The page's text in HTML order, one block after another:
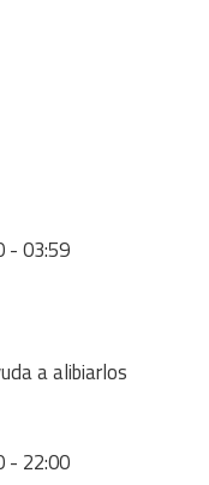
- 03:59
a alibiarlos
- 22:00